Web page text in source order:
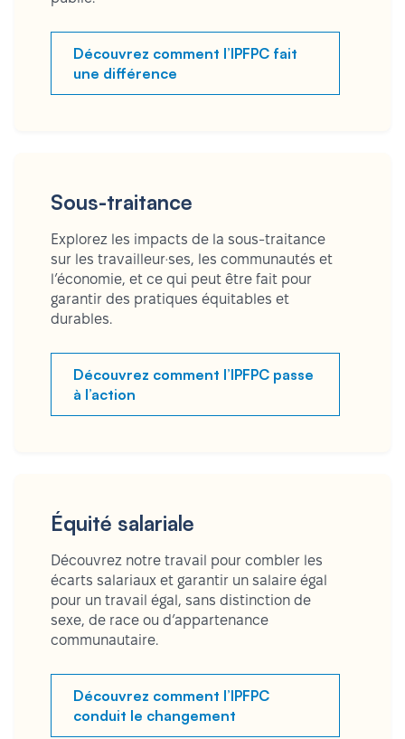
Découvrez comment l’IPFPC fait
une différence
Sous-traitance
Explorez les impacts de la sous-traitance
sur les travailleur·ses, les communautés et
l’économie, et ce qui peut être fait pour
garantir des pratiques équitables et
durables.
Découvrez comment l’IPFPC passe
à l’action
Équité salariale
Découvrez notre travail pour combler les
écarts salariaux et garantir un salaire égal
pour un travail égal, sans distinction de
sexe, de race ou d’appartenance
communautaire.
Découvrez comment l’IPFPC
conduit le changement